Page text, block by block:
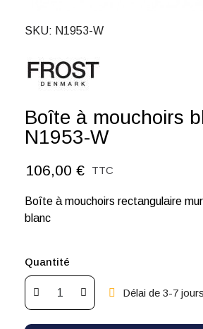
SKU N1953-W
Boîte à mouchoirs
N1953-W
106,00 € TTC
Boîte à mouchoirs rectangulaire
blanc
Quantité
Délai de 3-7